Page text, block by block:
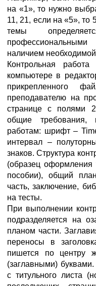
на «1», то нужно
11, 21, если на «5», то
темы
наличием
Контрольная
компьютере в
прикрепленного
преподавателю на
странице с полями
общие требования,
работам: шрифт –
интервал –
знаков. Структура
(образец оформления
пособии), общий
часть, заключение,
на тесты.
При выполнении
подразделяется на
планом части.
переносы в
пишется по центру
(заглавными)
с титульного листа